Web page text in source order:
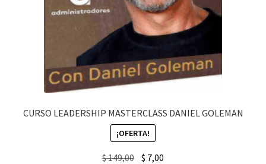
CURSO LEADERSHIP MASTERCLASS DANIEL GOLEMAN
¡OFERTA!
$149,00 Original
$ 7,00